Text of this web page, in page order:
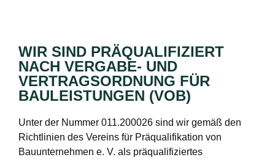
WIR SIND PRÄQUALIFIZIERT
NACH VERGABE- UND
VERTRAGSORDNUNG FÜR
BAULEISTUNGEN (VOB)
Unter der Nummer 011.200026 sind wir gemäß den
Richtlinien des Vereins für Präqualifikation von
Bauunternehmen e. V. als präqualifiziertes